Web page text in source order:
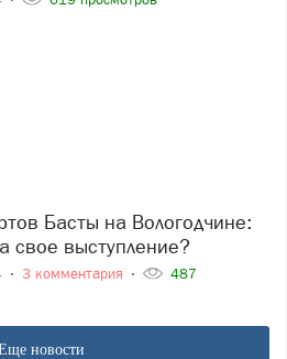
свое выступление?
3 комментария
487
новости